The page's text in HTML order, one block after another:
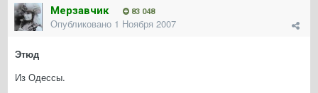
Мерзавчик 83 048
Опубликовано 1 Ноября 2007
Этюд
Из Одессы.